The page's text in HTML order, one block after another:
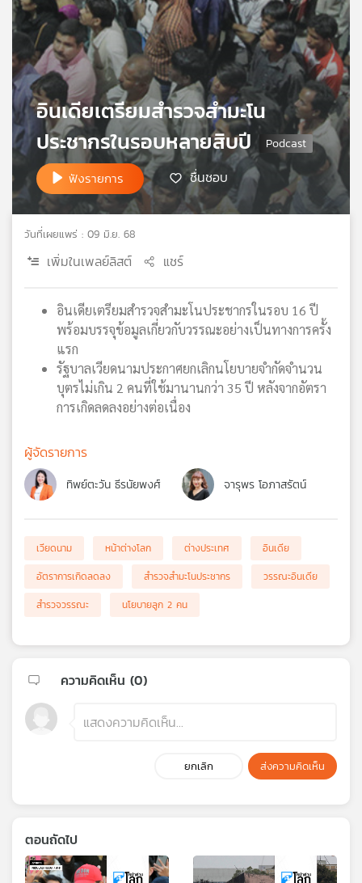
เกี่ยว
กับ
เรา
เครือ
ข่าย
วิทยุ
พี
เอส
อินเดียเตรียมสำรวจสำมะโน
ประชากรในรอบหลายสิบปี
ฟังรายการ ชื่นชอบ
วันที่เผยแพร่ : 09 มิ.ย. 68
เพิ่มในเพลย์ลิสต์ แชร์
อินเดียเตรียมสำรวจสำมะโนประชากรในรอบ 16 ปี
พร้อมบรรจุข้อมูลเกี่ยวกับวรรณะอย่างเป็นทางการครั้ง
แรก
รัฐบาลเวียดนามประกาศยกเลิกนโยบายจำกัดจำนวน
บุตรไม่เกิน 2 คนที่ใช้มานานกว่า 35 ปี หลังจากอัตรา
การเกิดลดลงอย่างต่อเนื่อง
ผู้จัดรายการ
ทิพย์ตะวัน ธีรนัยพงศ์ จารุพร โอภาสรัตน์
เวียดนาม หน้าต่างโลก ต่างประเทศ
อินเดีย
อัตราการเกิดลดลง
สำรวจสำมะโนประชากร
วรรณะอินเดีย
สำรวจวรรณะ
นโยบายลูก 2 คน
ความคิดเห็น (0)
ยกเลิก ส่งความคิดเห็น
ตอนถัดไป